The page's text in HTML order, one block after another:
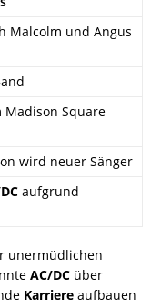
Malcolm und Angus
Madison Square
wird neuer Sänger
aufgrund
unermüdlichen
AC/DC über
Karriere aufbauen